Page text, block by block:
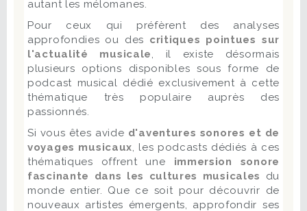
autant les mélomanes.
Pour ceux qui préfèrent des analyses
approfondies ou des critiques pointues sur
l'actualité musicale, il existe désormais
plusieurs options disponibles sous forme de
podcast musical dédié exclusivement à cette
thématique très populaire auprès des
passionnés.
Si vous êtes avide d'aventures sonores et de
voyages musicaux, les podcasts dédiés à ces
thématiques offrent une immersion sonore
fascinante dans les cultures musicales du
monde entier. Que ce soit pour découvrir de
nouveaux artistes émergents, approfondir ses